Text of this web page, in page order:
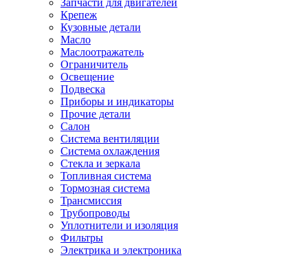
Запчасти для двигателей
Крепеж
Кузовные детали
Масло
Маслоотражатель
Ограничитель
Освещение
Подвеска
Приборы и индикаторы
Прочие детали
Салон
Система вентиляции
Система охлаждения
Стекла и зеркала
Топливная система
Тормозная система
Трансмиссия
Трубопроводы
Уплотнители и изоляция
Фильтры
Электрика и электроника